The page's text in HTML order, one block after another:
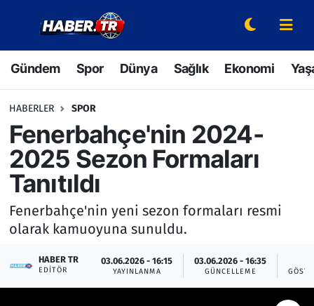
Gündem Spor Dünya Sağlık Ekonomi
HABERLER SPOR
Fenerbahçe'nin 2024-
2025 Sezon Formaları
Tanıtıldı
Fenerbahçe'nin yeni sezon formaları resmi
olarak kamuoyuna sunuldu.
HABER TR
EDITÖR
03.06.2026 - 16:15
YAYINLANMA
03.06.2026 - 16:35
GÜNCELLEME
Gündem
Spor
Sağlık
Ekonomi
Yaşam
Hava Durumu
Hava Durumu
Trafik Durumu
Süper Lig Puan Durumu ve Fikstür
Tüm Manşetler
Son Dakika Haberleri
Haber Arşivi